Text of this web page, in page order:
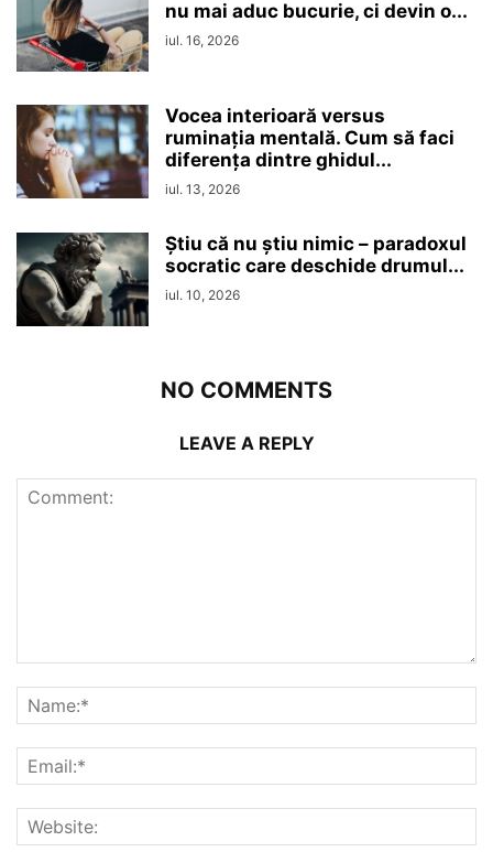
nu mai aduc bucurie, ci devin o...
iul. 16, 2026
Vocea interioară versus
ruminaţia mentală. Cum să faci
diferența dintre ghidul...
iul. 13, 2026
Ştiu că nu ştiu nimic – paradoxul
socratic care deschide drumul...
iul. 10, 2026
NO COMMENTS
LEAVE A REPLY